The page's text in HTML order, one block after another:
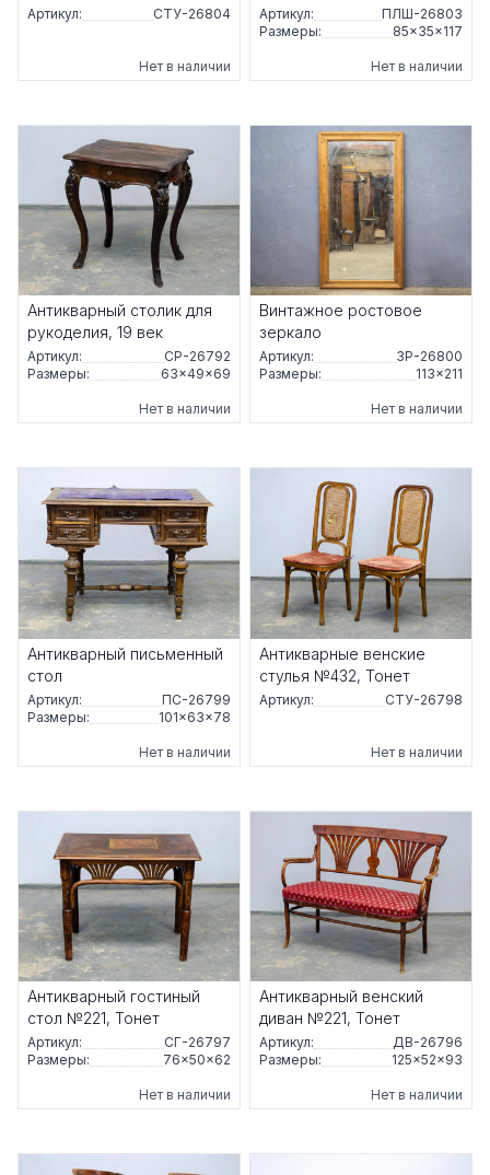
Артикул: СТУ-26804
Нет в наличии
Артикул:
ПЛШ-26803
Размеры:
85×35×117
Нет в наличии
Антикварный столик для
рукоделия, 19 век
Артикул:
СР-26792
Размеры:
63×49×69
Нет в наличии
Винтажное ростовое
зеркало
Артикул:
ЗР-26800
Размеры:
113×211
Нет в наличии
Антикварный письменный
стол
Артикул:
ПС-26799
Размеры:
101×63×78
Нет в наличии
Антикварные венские
стулья №432, Тонет
Артикул: СТУ-26798
Нет в наличии
Антикварный гостиный
стол №221, Тонет
Артикул:
СГ-26797
Размеры:
76×50×62
Нет в наличии
Антикварный венский
диван №221, Тонет
Артикул:
ДВ-26796
Размеры:
125×52×93
Нет в наличии